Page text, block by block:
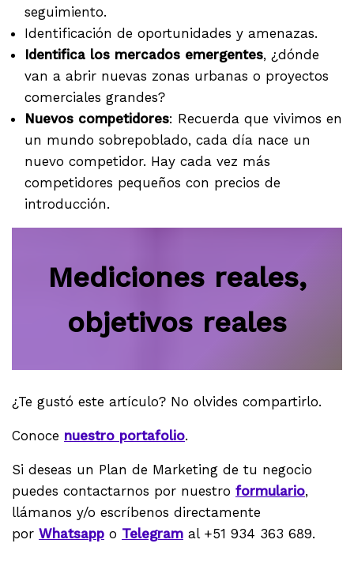
seguimiento.
Identificación de oportunidades y amenazas.
Identifica los mercados emergentes, ¿dónde
van a abrir nuevas zonas urbanas o proyectos
comerciales grandes?
Nuevos competidores: Recuerda que vivimos en
un mundo sobrepoblado, cada día nace un
nuevo competidor. Hay cada vez más
competidores pequeños con precios de
introducción.
Mediciones reales,
objetivos reales
¿Te gustó este artículo? No olvides compartirlo.
Conoce nuestro portafolio.
Si deseas un Plan de Marketing de tu negocio
puedes contactarnos por nuestro formulario,
llámanos y/o escríbenos directamente
por Whatsapp o Telegram al +51 934 363 689.